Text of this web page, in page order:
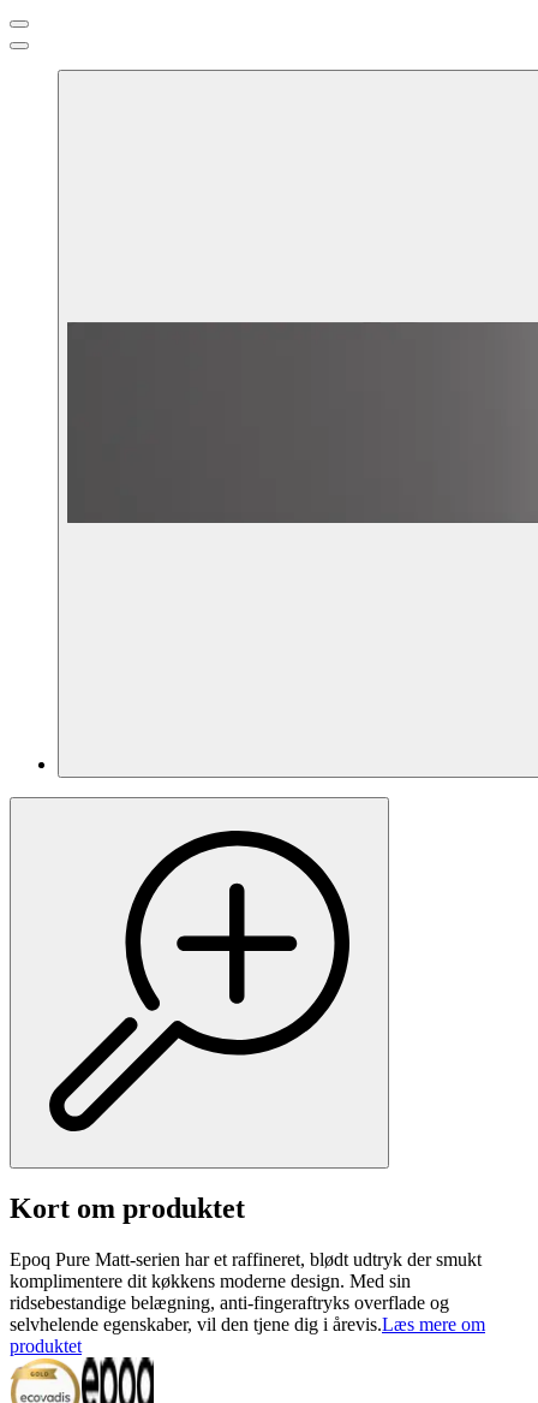
Kort om produktet
Epoq Pure Matt-serien har et raffineret, blødt udtryk der smukt
komplimentere dit køkkens moderne design. Med sin
ridsebestandige belægning, anti-fingeraftryks overflade og
selvhelende egenskaber, vil den tjene dig i årevis.Læs mere om
produktet